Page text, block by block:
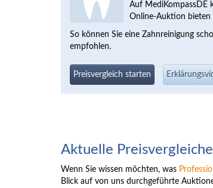
Auf MediKompassDE
Online-Auktion bieten
So können Sie eine Zahnreinigung
empfohlen.
Preisvergleich starten
Aktuelle
Wenn Sie wissen möchten, was
Blick auf von uns durchgeführte